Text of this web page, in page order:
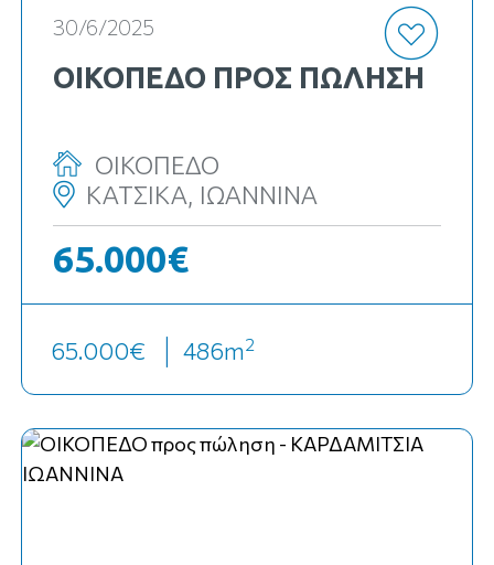
30/6/2025
ΟΙΚΟΠΕΔΟ ΠΡΟΣ ΠΏΛΗΣΗ
ΟΙΚΟΠΕΔΟ
ΚΑΤΣΙΚΑ, ΙΩΑΝΝΙΝΑ
65.000€
65.000€ 486m2